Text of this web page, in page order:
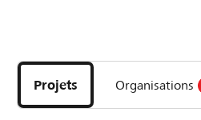
DE FR IT
les
projets
et
Projets Organisations